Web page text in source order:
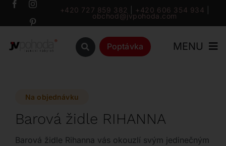
Přeskočit
+420 727 859 382 +420 606 354 934
obchod@jvpohoda.com
Poptávka MENU
Katalog
Na objednávku
Barová židle RIHANNA
Barová židle Rihanna vás okouzlí svým jedinečným